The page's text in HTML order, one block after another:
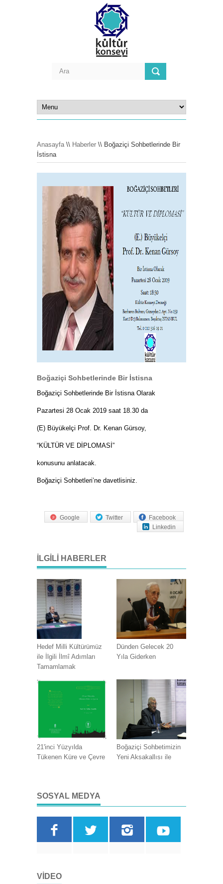
Anasayfa\\ Haberler \\ Boğaziçi Sohbetlerinde Bir
İstisna
Boğaziçi Sohbetlerinde Bir İstisna
Boğaziçi Sohbetlerinde Bir İstisna Olarak
Pazartesi 28 Ocak 2019 saat 18.30 da
(E) Büyükelçi Prof. Dr. Kenan Gürsoy,
“KÜLTÜR VE DİPLOMASİ”
konusunu anlatacak.
Boğaziçi Sohbetleri’ne davetlisiniz.
Facebook
Twitter
Google
Linkedin
İLGILI HABERLER
Hedef Milli Kültürümüz
ile İlgili İlmî Adımları
Tamamlamak
Dünden Gelecek 20
Yıla Giderken
21'inci Yüzyılda
Tükenen Küre ve Çevre
Boğaziçi Sohbetimizin
Yeni Aksakallısı ile
SOSYAL MEDYA
VIDEO